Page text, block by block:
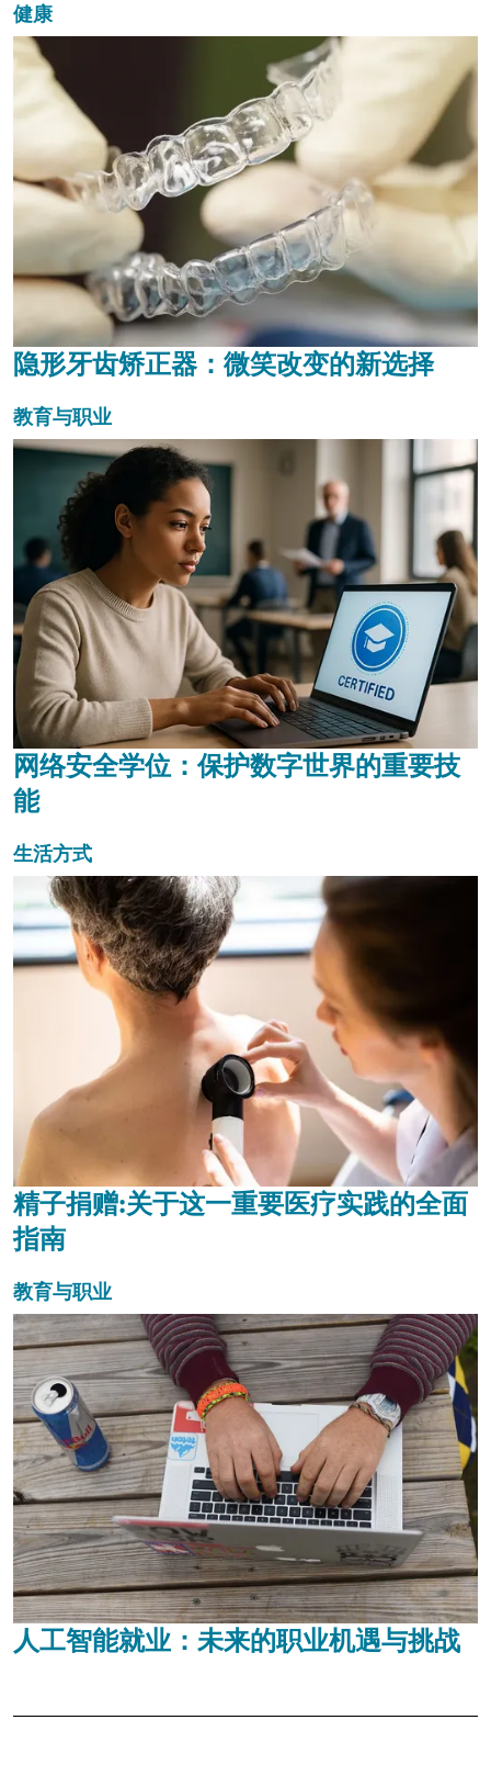
适住宿、品尝精致美食、感受多
元文化，无需频繁更换酒店，轻
松游览多个目的地。慢节奏的航
行让您有机会深入了解沿岸风土
人情，欣赏...
健康
隐形牙齿矫正器：微笑改变的新选择
教育与职业
网络安全学位：保护数字世界的重要技
能
生活方式
精子捐赠:关于这一重要医疗实践的全面
指南
教育与职业
人工智能就业：未来的职业机遇与挑战